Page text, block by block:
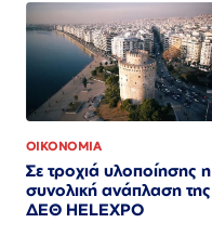
ΟΙΚΟΝΟΜΙΑ
Σε τροχιά υλοποίησης η
συνολική ανάπλαση της
ΔΕΘ HELEXPO